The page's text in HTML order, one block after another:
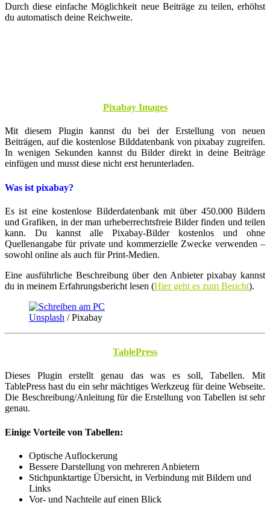
Durch diese einfache Möglichkeit neue Beiträge zu teilen, erhöhst
du automatisch deine Reichweite.
Pixabay Images
Mit diesem Plugin kannst du bei der Erstellung von neuen
Beiträgen, auf die kostenlose Bilddatenbank von pixabay zugreifen.
In wenigen Sekunden kannst du Bilder direkt in deine Beiträge
einfügen und musst diese nicht erst herunterladen.
Was ist pixabay?
Es ist eine kostenlose Bilderdatenbank mit über 450.000 Bildern
und Grafiken, in der man urheberrechtsfreie Bilder finden und teilen
kann. Du kannst alle Pixabay-Bilder kostenlos und ohne
Quellenangabe für private und kommerzielle Zwecke verwenden –
sowohl online als auch für Print-Medien.
Eine ausführliche Beschreibung über den Anbieter pixabay kannst
du in meinem Erfahrungsbericht lesen (Hier geht es zum Bericht).
Unsplash / Pixabay
TablePress
Dieses Plugin erstellt genau das was es soll, Tabellen. Mit
TablePress hast du ein sehr mächtiges Werkzeug für deine Webseite.
Die Beschreibung/Anleitung für die Erstellung von Tabellen ist sehr
genau.
Einige Vorteile von Tabellen:
Optische Auflockerung
Bessere Darstellung von mehreren Anbietern
Stichpunktartige Übersicht, in Verbindung mit Bildern und
Links
Vor- und Nachteile auf einen Blick